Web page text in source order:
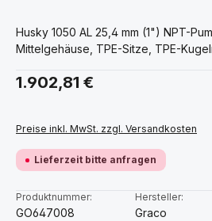
Husky 1050 AL 25,4 mm (1") NPT-
Mittelgehäuse, TPE-Sitze, TPE-
Regulärer Preis:
1.902,81 €
Preise inkl. MwSt. zzgl. Versandkosten
Lieferzeit bitte anfragen
Produktnummer:
GO647008
Hersteller:
Graco